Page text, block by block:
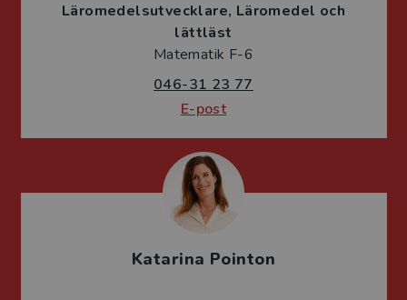
Läromedelsutvecklare Läromedel och
lättläst
Matematik F-6
046-31 23 77
E-post
Katarina Pointon